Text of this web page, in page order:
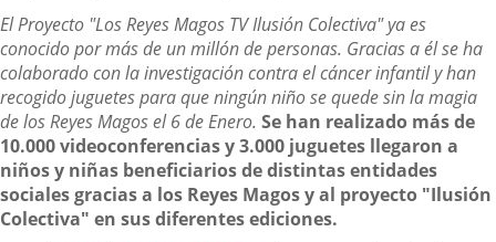
El Proyecto "Los Reyes Magos TV Ilusión Colectiva" ya es
conocido por más de un millón de personas. Gracias a él se ha
colaborado con la investigación contra el cáncer infantil y han
recogido juguetes para que ningún niño se quede sin la magia
de los Reyes Magos el 6 de Enero. Se han realizado más de
10.000 videoconferencias y 3.000 juguetes llegaron a
niños y niñas beneficiarios de distintas entidades
sociales gracias a los Reyes Magos y al proyecto "Ilusión
Colectiva" en sus diferentes ediciones.